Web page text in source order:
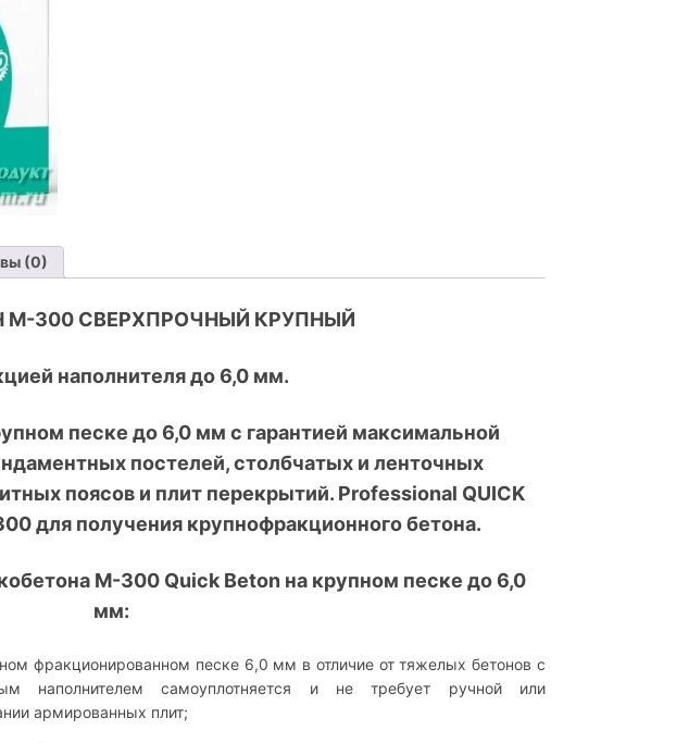
(0)
М-300 СВЕРХПРОЧНЫЙ КРУПНЫЙ
наполнителя до 6,0 мм.
песке до 6,0 мм с гарантией максимальной
постелей, столбчатых и ленточных
поясов и плит перекрытий. Professional QUICK
для получения крупнофракционного бетона.
М-300 Quick Beton на крупном песке до 6,0
мм:
фракционированном песке 6,0 мм в отличие от тяжелых бетонов с
наполнителем самоуплотняется и не требует ручной или
армированных плит;